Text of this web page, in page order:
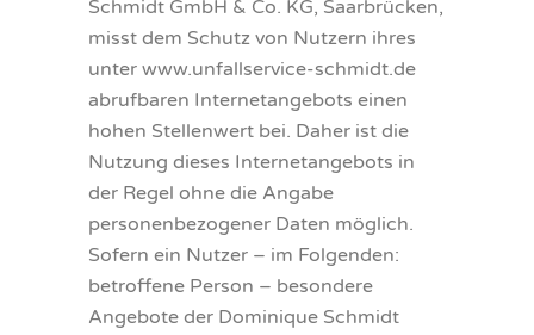
HAGELSCHADEN
LACKIEREREI
AUTOGLAS
KFZ-TECHNIK
PARTNER
KONTAKT
DATENSCHUTZ
DISCLAIMER
Schmidt GmbH & Co. KG, Saarbrücken,
misst dem Schutz von Nutzern ihres
unter www.unfallservice-schmidt.de
abrufbaren Internetangebots einen
hohen Stellenwert bei. Daher ist die
Nutzung dieses Internetangebots in
der Regel ohne die Angabe
personenbezogener Daten möglich.
Sofern ein Nutzer – im Folgenden:
betroffene Person – besondere
Angebote der Dominique Schmidt